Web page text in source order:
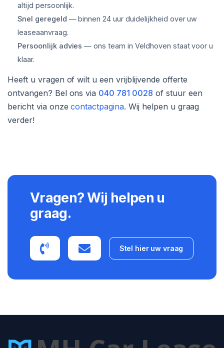
altijd persoonlijk.
Snel geregeld — binnen 24 uur duidelijkheid over uw
leaseaanvraag.
Persoonlijk advies — ons team in Veldhoven staat voor u
klaar.
Heeft u vragen of wilt u een vrijblijvende offerte
ontvangen? Bel ons via 040 781 0028 of stuur een
bericht via onzecontactpagina. Wij helpen u graag
verder!
Vragen? Wij helpen u
graag.
Stel hier uw vraag